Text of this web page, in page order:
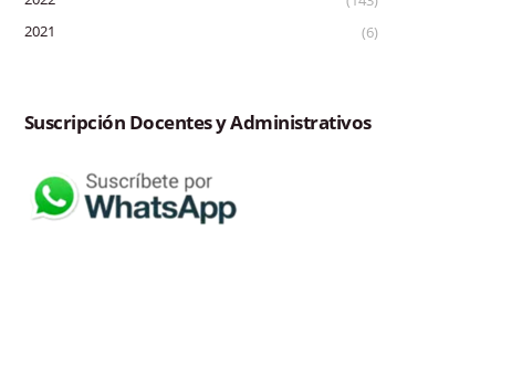
2021
(6)
Suscripción Docentes y Administrativos